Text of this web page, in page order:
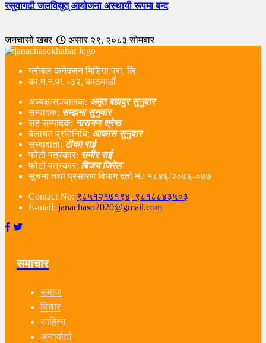
रसुवागढी जलविद्युत् आयोजना अस्थायी रूपमा बन्द
जनचासो खबर| असार २९, २०८३ सोमबार
ग्लोबल कनेक्सन मिडिया प्रा. लि.
का.म.न.पा. -३२, काठमाडौं
अध्यक्ष/सञ्चालक: अमृत बहादुर सुनुवार
सम्पादक: सम्झना सुनुवार
सह सम्पादक: नारायण श्रेष्ठ
बेलायत प्रतिनिधि: आकास सुनुवार
संम्बादाता: टीका राई
फोटो पत्रकार: समीर राई
फोटो पत्रकार: बिजय जिरेल
सूचना तथा प्रसारण विभाग दर्ता नं‌.: १८४६/२०७६-०७७
Contact No: ९८५१२१७१९४, ९८१८८४३५०३
E-mail: janachaso2020@gmail.com
समाचार
समाज
विचार
साहित्य
अन्तर्वार्ता